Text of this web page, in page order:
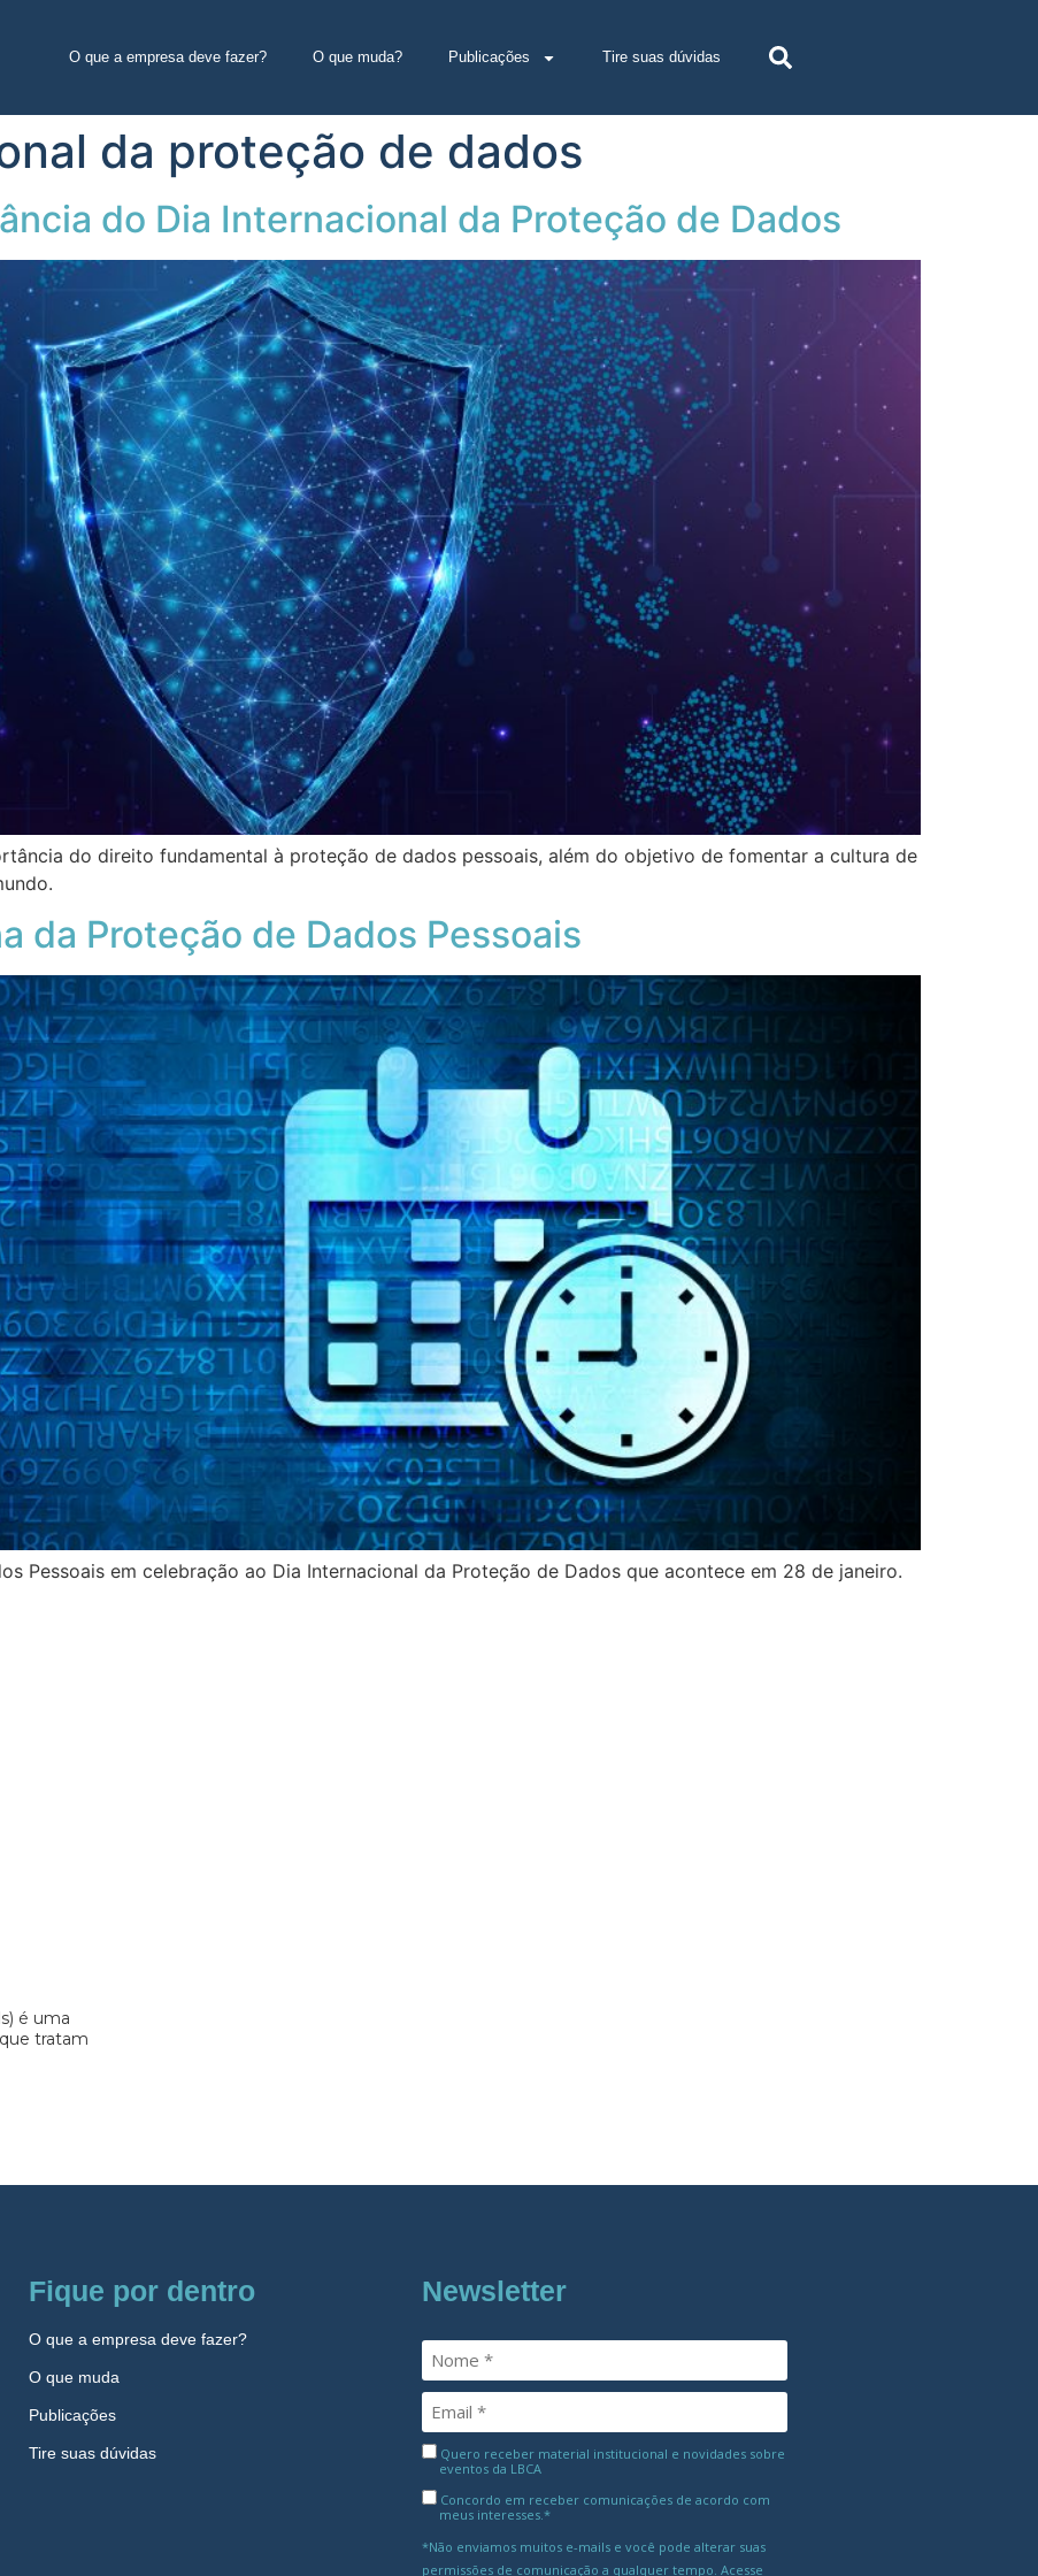
O que a empresa deve fazer? O que muda? Publicações Tire suas dúvidas
da proteção de dados
do Dia Internacional da Proteção de Dados
do direito fundamental à proteção de dados pessoais, além do objetivo de fomentar a cultura de
da Proteção de Dados Pessoais
Pessoais em celebração ao Dia Internacional da Proteção de Dados que acontece em 28 de janeiro.
é uma
tratam
Fique por dentro
O que a empresa deve fazer?
O que muda
Publicações
Tire suas dúvidas
Newsletter
Quero receber material institucional e novidades sobre
eventos da LBCA
Concordo em receber comunicações de acordo com
meus interesses.*
*Não enviamos muitos e-mails e você pode alterar suas
permissões de comunicação a qualquer tempo. Acesse